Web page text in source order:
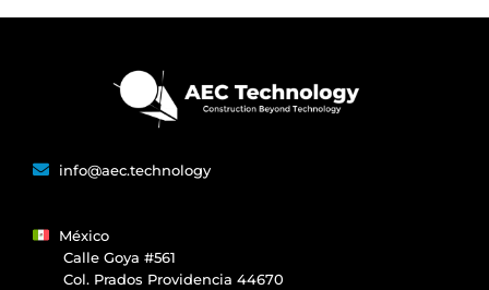
info@aec.technology
México
Calle Goya #561
Col. Prados Providencia 44670